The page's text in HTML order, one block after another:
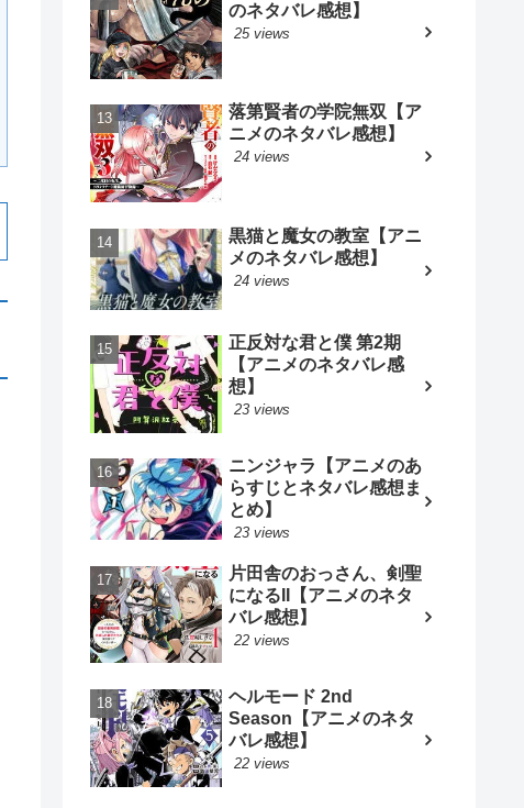
のネタバレ感想】
25 views
落第賢者の学院無双【ア
ニメのネタバレ感想】
24 views
黒猫と魔女の教室【アニ
メのネタバレ感想】
24 views
正反対な君と僕 第2期
【アニメのネタバレ感
想】
23 views
ニンジャラ【アニメのあ
らすじとネタバレ感想ま
とめ】
23 views
片田舎のおっさん、剣聖
になるII【アニメのネタ
バレ感想】
22 views
ヘルモード 2nd
Season【アニメのネタ
バレ感想】
22 views